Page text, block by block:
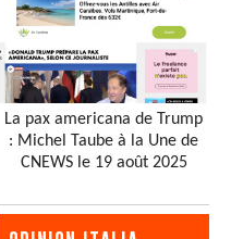
La pax americana de Trump
: Michel Taube à la Une de
CNEWS le 19 août 2025